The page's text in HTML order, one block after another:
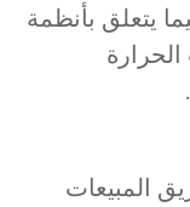
يتعلق بأنظمة
المبيعات